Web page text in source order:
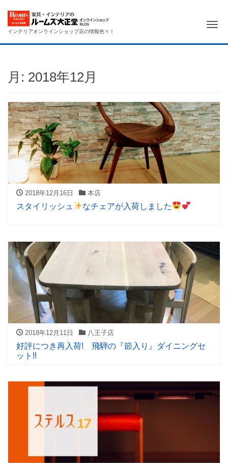
インテリアオンラインショップ店の情報色々！
月: 2018年12月
2018年12月16日 本店
スタイリッシュ なチェアが入荷しました
2018年12月11日 八王子店
好評につき再入荷! 飛騨の『節入り』ダイニングセ
ット!!